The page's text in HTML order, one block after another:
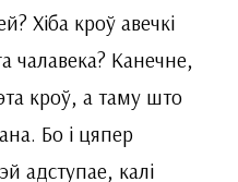
Хіба кроў авечкі
чалавека? Канечне,
кроў, а таму што
Бо і цяпер
адступае, калі